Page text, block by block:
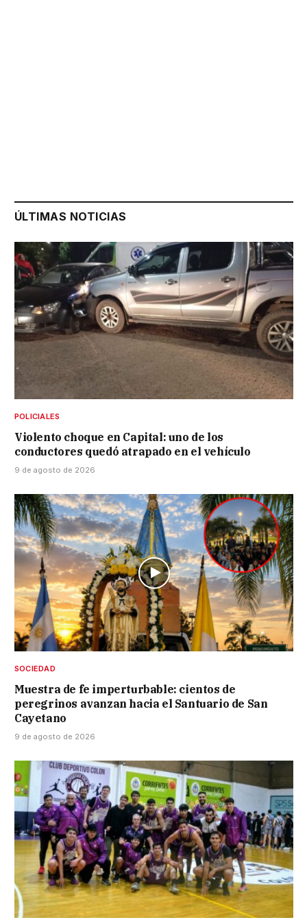
ÚLTIMAS NOTICIAS
POLICIALES
Violento choque en Capital: uno de los
conductores quedó atrapado en el vehículo
9 de agosto de 2026
SOCIEDAD
Muestra de fe imperturbable: cientos de
peregrinos avanzan hacia el Santuario de San
Cayetano
9 de agosto de 2026